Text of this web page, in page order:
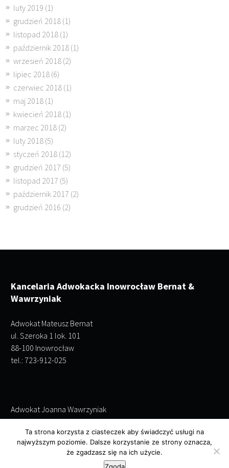
luty 2019 (1)
grudzień 2018 (1)
listopad 2018 (1)
październik 2018 (1)
wrzesień 2018 (2)
lipiec 2018 (6)
czerwiec 2018 (1)
maj 2018 (1)
kwiecień 2018 (1)
marzec 2018 (2)
luty 2018 (5)
styczeń 2018 (12)
grudzień 2017 (5)
listopad 2017 (5)
październik 2017 (2)
grudzień 2016 (2)
Kancelaria Adwokacka Inowrocław Bernat &
Wawrzyniak
Adwokat Mateusz Bernat
ul. Szeroka 1 lok. 101
88-100 Inowrocław
tel.: 723-912-025
Adwokat Joanna Wawrzyniak
ul. Szeroka 1 lok. 101
88-100 Inowrocław
tel.: 695-243-952
Ta strona korzysta z ciasteczek aby świadczyć usługi na
najwyższym poziomie. Dalsze korzystanie ze strony oznacza,
że zgadzasz się na ich użycie.